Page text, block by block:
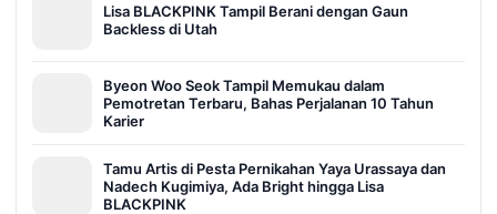
Lisa BLACKPINK Tampil Berani dengan Gaun
Backless di Utah
Byeon Woo Seok Tampil Memukau dalam
Pemotretan Terbaru, Bahas Perjalanan 10 Tahun
Karier
Tamu Artis di Pesta Pernikahan Yaya Urassaya dan
Nadech Kugimiya, Ada Bright hingga Lisa
BLACKPINK